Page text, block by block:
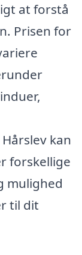
at forstå
Prisen for
kan
forskellige
mulighed
til dit